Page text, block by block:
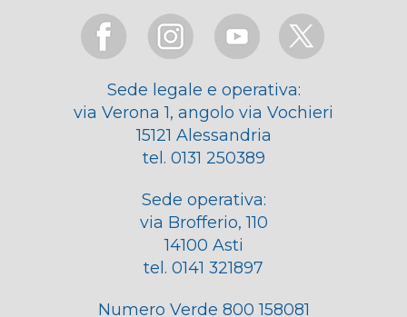
Sede legale e operativa:
via Verona 1, angolo via Vochieri
15121 Alessandria
tel. 0131 250389
Sede operativa:
via Brofferio, 110
14100 Asti
tel. 0141 321897
Numero Verde 800 158081